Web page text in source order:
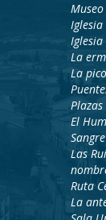
Iglesia
Iglesia
La
La
El
Sangre
Las
Ruta
La